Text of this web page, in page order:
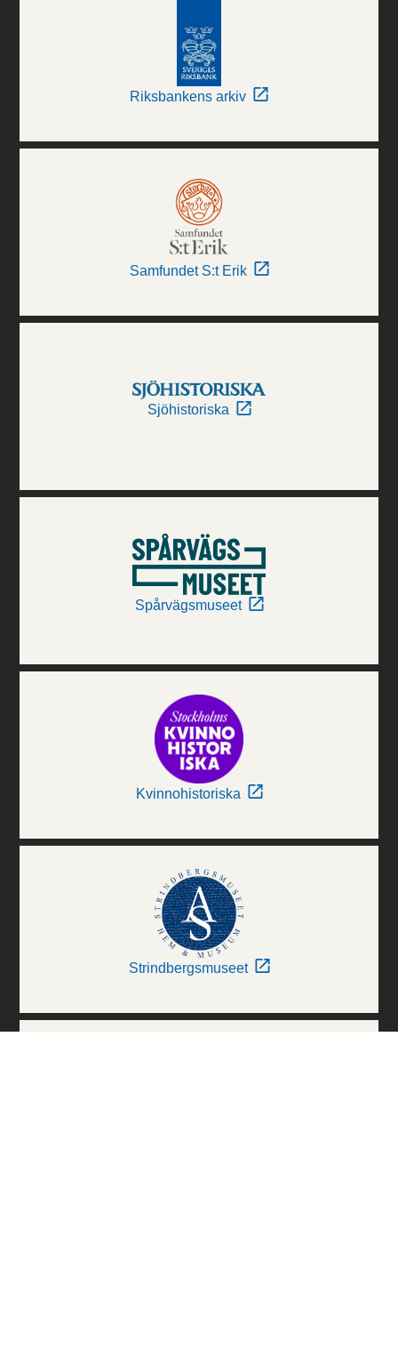
Riksbankens arkiv
Samfundet S:t Erik
Sjöhistoriska
Spårvägsmuseet
Kvinnohistoriska
Strindbergsmuseet